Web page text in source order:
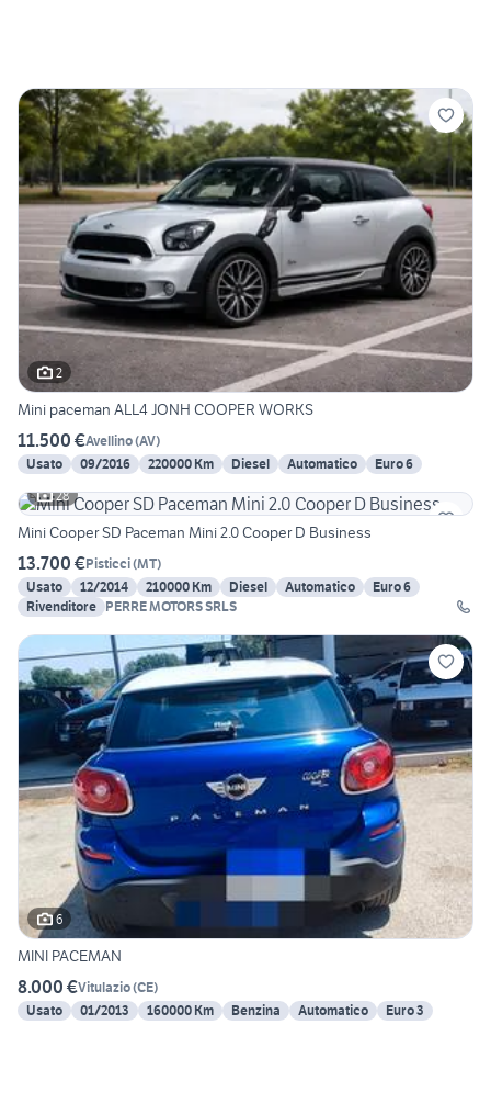
2
Mini paceman ALL4 JONH COOPER WORKS
11.500 €Avellino(AV)
Usato
09/2016 220000 Km Diesel Automatico
Euro 6
28
Mini Cooper SD Paceman Mini 2.0 Cooper D Business
13.700 €Pisticci(MT)
Usato
12/2014 210000 Km Diesel Automatico
Euro 6
Rivenditore PERRE MOTORS SRLS
6
MINI PACEMAN
8.000 €Vitulazio(CE)
Usato
01/2013 160000 Km Benzina Automatico Euro 3